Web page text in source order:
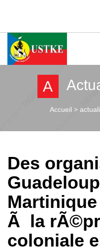
A
Accueil >
Des
Ã la
coloniale